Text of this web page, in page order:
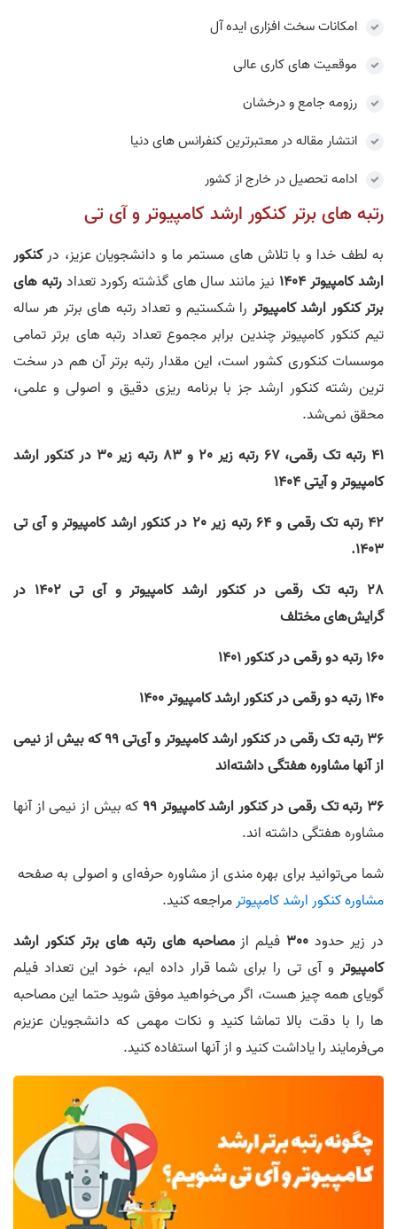
امکانات سخت افزاری ایده آل
موقعیت های کاری عالی
رزومه جامع و درخشان
انتشار مقاله در معتبرترین کنفرانس های دنیا
ادامه تحصیل در خارج از کشور
رتبه های برتر کنکور ارشد کامپیوتر و آی تی
به لطف خدا و با تلاش های مستمر ما و دانشجویان عزیز، درکنکور
ارشد کامپیوتر 1404
نیز مانند سال های گذشته رکورد تعدادرتبه های
برتر کنکور ارشد کامپیوتر را شکستیم و تعداد رتبه های برتر هر ساله
تیم کنکور کامپیوتر چندین برابر مجموع تعداد رتبه های برتر تمامی
موسسات کنکوری کشور است، این مقدار رتبه برتر آن هم در سخت
ترین رشته کنکور ارشد جز با برنامه ریزی دقیق و اصولی و علمی،
محقق نمی‌شد.
41 رتبه تک رقمی، 67 رتبه زیر 20 و 83 رتبه زیر 30 در کنکور ارشد
کامپیوتر و آیتی 1404
42 رتبه تک رقمی و 64 رتبه زیر 20 در کنکور ارشد کامپیوتر و آی تی
1403.
28 رتبه تک رقمی در کنکور ارشد کامپیوتر و آی تی 1402 در
گرایش‌های مختلف
160 رتبه دو رقمی در کنکور 1401
140 رتبه دو رقمی در کنکور ارشد کامپیوتر 1400
36 رتبه تک رقمی در کنکور ارشد کامپیوتر و آی‌تی 99 که بیش از نیمی
از آنها مشاوره هفتگی داشته‌اند
36 رتبه تک رقمی در کنکور ارشد کامپیوتر 99
که بیش از نیمی از آنها
مشاوره هفتگی داشته اند.
شما می‌توانید برای بهره مندی از مشاوره حرفه‌ای و اصولی به صفحه
مشاوره کنکور ارشد کامپیوترمراجعه کنید.
در زیر حدود 300 فیلم ازمصاحبه های رتبه های برتر کنکور ارشد
کامپیوتر و آی تی را برای شما قرار داده ایم، خود این تعداد فیلم
گویای همه چیز هست، اگر می‌خواهید موفق شوید حتما این مصاحبه
ها را با دقت بالا تماشا کنید و نکات مهمی که دانشجویان عزیزم
می‌فرمایند را یاداشت کنید و از آنها استفاده کنید.